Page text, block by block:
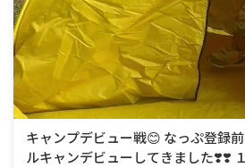
キャンプデビュー戦😊 なっぷ登録
ルキャンデビューしてきました❣️❣️